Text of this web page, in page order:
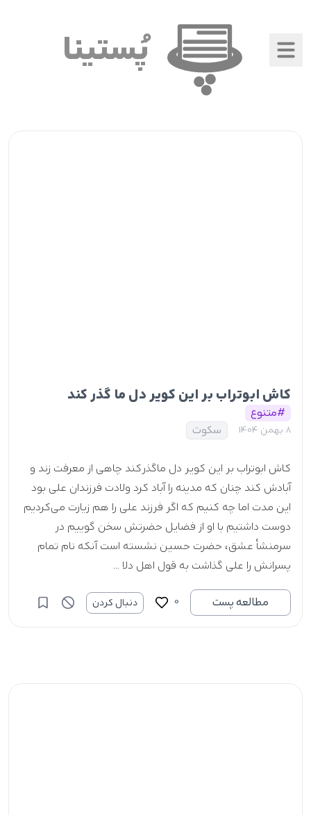
پُستینا
کاش ابوتراب بر این کویر دل ما گذر کند
#متنوع
8 بهمن 1404 سکوت
کاش ابوتراب بر این کویر دل ما گذر کند چاهی از معرفت زند و
آبادش کند چنان که مدینه را آباد کرد ولادت فرزندان علی بود
این مدت اما چه کنیم که اگر فرزند علی را هم زیارت می‌کردیم
دوست داشتیم با او از فضایل حضرتش سخن گوییم در
سرمنشأ عشق، حضرت حسین نشسته است آنکه نام تمام
پسرانش را علی گذاشت به قول اهل دلا ...
مطالعه پست
0 دنبال کردن